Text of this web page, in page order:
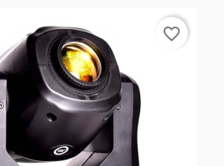
favorite_border